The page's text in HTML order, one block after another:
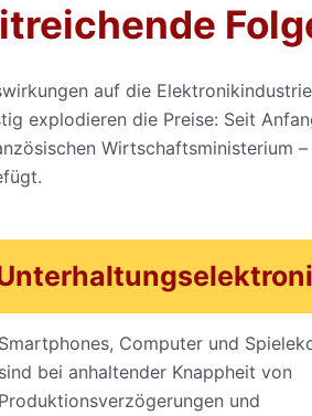
auf die
explodieren die Preise: Seit
Wirtschaftsministerium
Smartphones, Computer und
sind bei anhaltender Knappheit von
Produktionsverzögerungen und